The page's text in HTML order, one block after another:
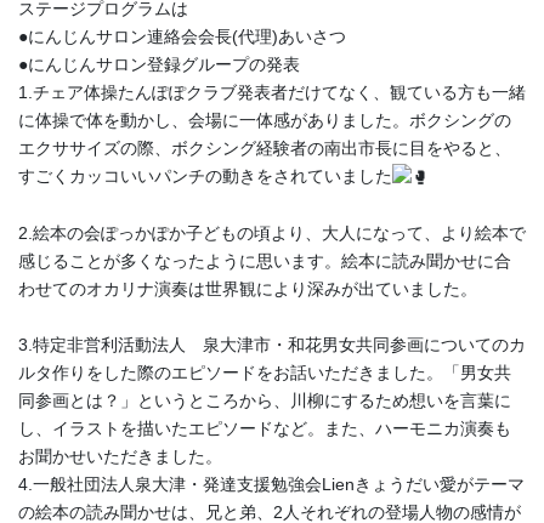
ステージプログラムは
●にんじんサロン連絡会会長(代理)あいさつ
●にんじんサロン登録グループの発表
1.チェア体操たんぽぽクラブ発表者だけてなく、観ている方も一緒
に体操で体を動かし、会場に一体感がありました。ボクシングの
エクササイズの際、ボクシング経験者の南出市長に目をやると、
すごくカッコいいパンチの動きをされていました
2.絵本の会ぽっかぽか子どもの頃より、大人になって、より絵本で
感じることが多くなったように思います。絵本に読み聞かせに合
わせてのオカリナ演奏は世界観により深みが出ていました。
3.特定非営利活動法人 泉大津市・和花男女共同参画についてのカ
ルタ作りをした際のエピソードをお話いただきました。「男女共
同参画とは？」というところから、川柳にするため想いを言葉に
し、イラストを描いたエピソードなど。また、ハーモニカ演奏も
お聞かせいただきました。
4.一般社団法人泉大津・発達支援勉強会Lienきょうだい愛がテーマ
の絵本の読み聞かせは、兄と弟、2人それぞれの登場人物の感情が